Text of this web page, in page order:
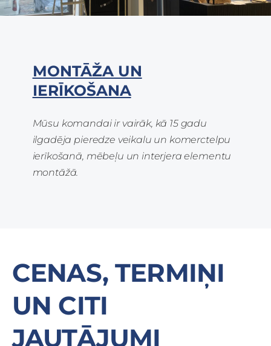
MONTĀŽA UN
IERĪKOŠANA
Mūsu komandai ir vairāk, kā 15 gadu
ilgadēja pieredze veikalu un komerctelpu
ierīkošanā, mēbeļu un interjera elementu
montāžā.
CENAS, TERMIŅI
UN CITI
JAUTĀJUMI